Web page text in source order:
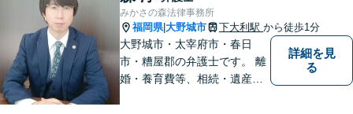
みかさの森法律事務所
福岡県|大野城市 下大利駅 から徒歩1分
大野城市・太宰府市・春日
市・糟屋郡の弁護士です。 離
婚・養育費等、相続・遺産分
詳細を見
る